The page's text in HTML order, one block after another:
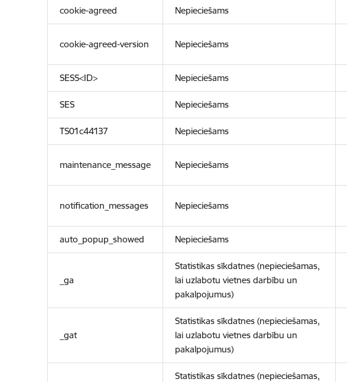
cookie-agreed Nepieciešams
cookie-agreed-version Nepieciešams
SESS<ID> Nepieciešams
SES Nepieciešams
TS01c44137 Nepieciešams
maintenance_message Nepieciešams
notification_messages Nepieciešams
auto_popup_showed Nepieciešams
_ga
Statistikas sīkdatnes (nepieciešamas,
lai uzlabotu vietnes darbību un
pakalpojumus)
_gat
Statistikas sīkdatnes (nepieciešamas,
lai uzlabotu vietnes darbību un
pakalpojumus)
Statistikas sīkdatnes (nepieciešamas,